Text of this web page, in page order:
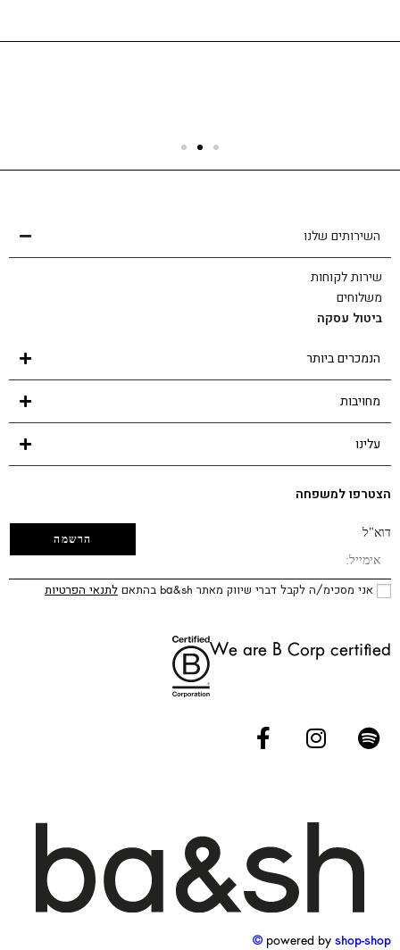
שירות לקוחות
השירותים שלנו
שירות לקוחות
משלוחים
ביטול עסקה
הנמכרים ביותר
מחויבות
עלינו
הצטרפו למשפחה
דוא"ל
אני מסכימ/ה לקבל דברי שיווק מאתר ba&sh בהתאם לתנאי הפרטיות
We are B Corp certified
powered by shop-shop ©️